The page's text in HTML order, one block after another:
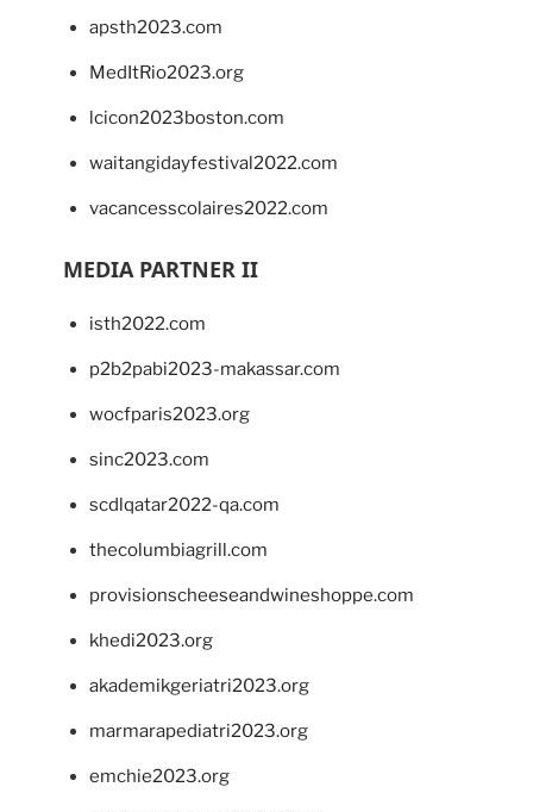
apsth2023.com
MedItRio2023.org
lcicon2023boston.com
waitangidayfestival2022.com
vacancesscolaires2022.com
MEDIA PARTNER II
isth2022.com
p2b2pabi2023-makassar.com
wocfparis2023.org
sinc2023.com
scdlqatar2022-qa.com
thecolumbiagrill.com
provisionscheeseandwineshoppe.com
khedi2023.org
akademikgeriatri2023.org
marmarapediatri2023.org
emchie2023.org